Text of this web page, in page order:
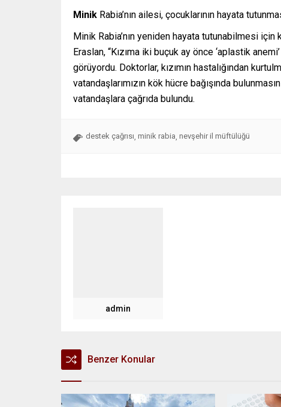
Minik Rabia’nın ailesi, çocuklarının hayata
Minik Rabia’nın yeniden hayata tutunabilmesi
Eraslan, “Kızıma iki buçuk ay önce ‘aplastik
görüyordu. Doktorlar, kızımın hastalığından
vatandaşlarımızın kök hücre bağışında
vatandaşlara çağrıda bulundu.
destek çağrısı, minik rabia, nevşehir il müftülüğü
admin
Benzer Konular